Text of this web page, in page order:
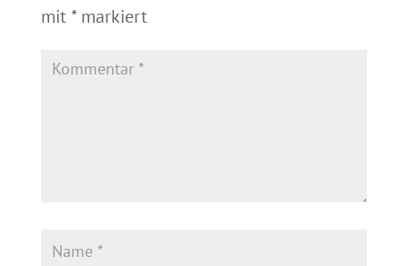
mit*markiert